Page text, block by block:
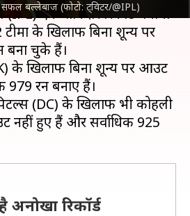
बल्लेबाज (फोटो: ट्विटर/@IPL)
(IPL) एक शानदार रिकॉर्ड बनाया
के खिलाफ बिना शून्य पर
के खिलाफ बिना शून्य पर आउट
979 रन बनाए हैं।
(DC) के खिलाफ भी कोहली
हुए हैं और सर्वाधिक 925
रिकॉर्ड